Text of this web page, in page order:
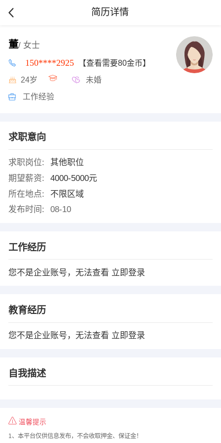
简历详情
董/ 女士
150****2925 【查看需要80金币】
24岁 未婚
工作经验
求职意向
求职岗位:
其他职位
期望薪资:
4000-5000元
所在地点:
不限区域
发布时间:
08-10
工作经历
您不是企业账号，无法查看 立即登录
教育经历
您不是企业账号，无法查看 立即登录
自我描述
温馨提示
1、本平台仅供信息发布，不会收取押金、保证金！